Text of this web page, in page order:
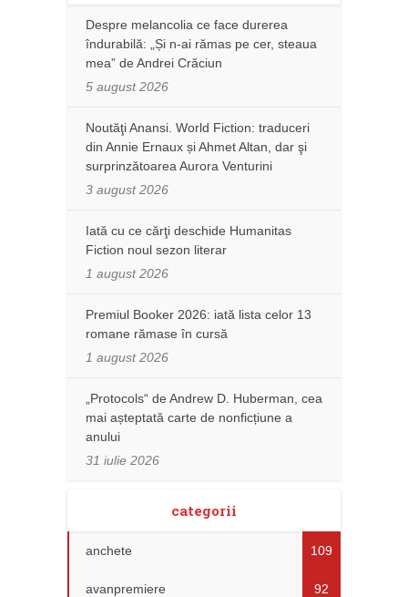
Despre melancolia ce face durerea
îndurabilă: „Și n-ai rămas pe cer, steaua
mea” de Andrei Crăciun
5 august 2026
Noutăţi Anansi. World Fiction: traduceri
din Annie Ernaux și Ahmet Altan, dar şi
surprinzătoarea Aurora Venturini
3 august 2026
Iată cu ce cărţi deschide Humanitas
Fiction noul sezon literar
1 august 2026
Premiul Booker 2026: iată lista celor 13
romane rămase în cursă
1 august 2026
„Protocols“ de Andrew D. Huberman, cea
mai așteptată carte de nonficțiune a
anului
31 iulie 2026
categorii
anchete 109
avanpremiere 92